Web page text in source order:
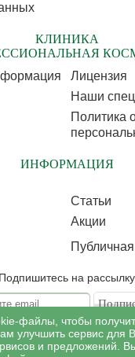
КЛИНИКА
Лицензия
Наши
Политика
ИНФОРМАЦИЯ
Статьи
Акции
Подпишитесь на рассылку
Вы соглашаетесь c
персональных данных
файлы, чтобы
улучшить сервис для
и предложений.